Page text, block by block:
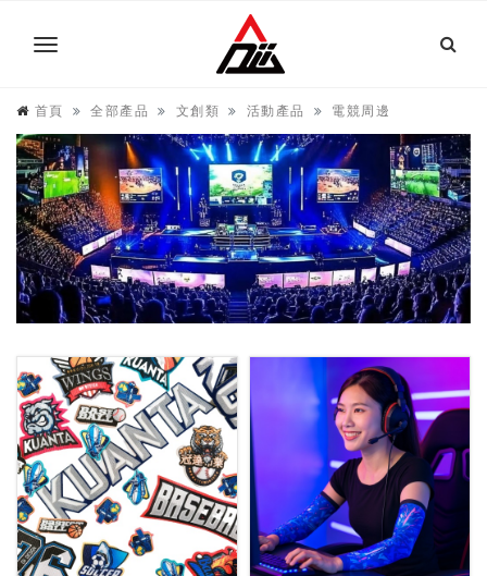
首頁 全部產品 文創類 活動產品 電競周邊